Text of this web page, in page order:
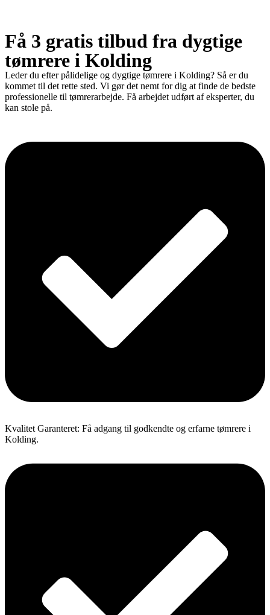
Få 3 gratis tilbud fra dygtige
tømrere i Kolding
Leder du efter pålidelige og dygtige tømrere i Kolding? Så er du
kommet til det rette sted. Vi gør det nemt for dig at finde de bedste
professionelle til tømrerarbejde. Få arbejdet udført af eksperter, du
kan stole på.
Kvalitet Garanteret: Få adgang til godkendte og erfarne tømrere i
Kolding.